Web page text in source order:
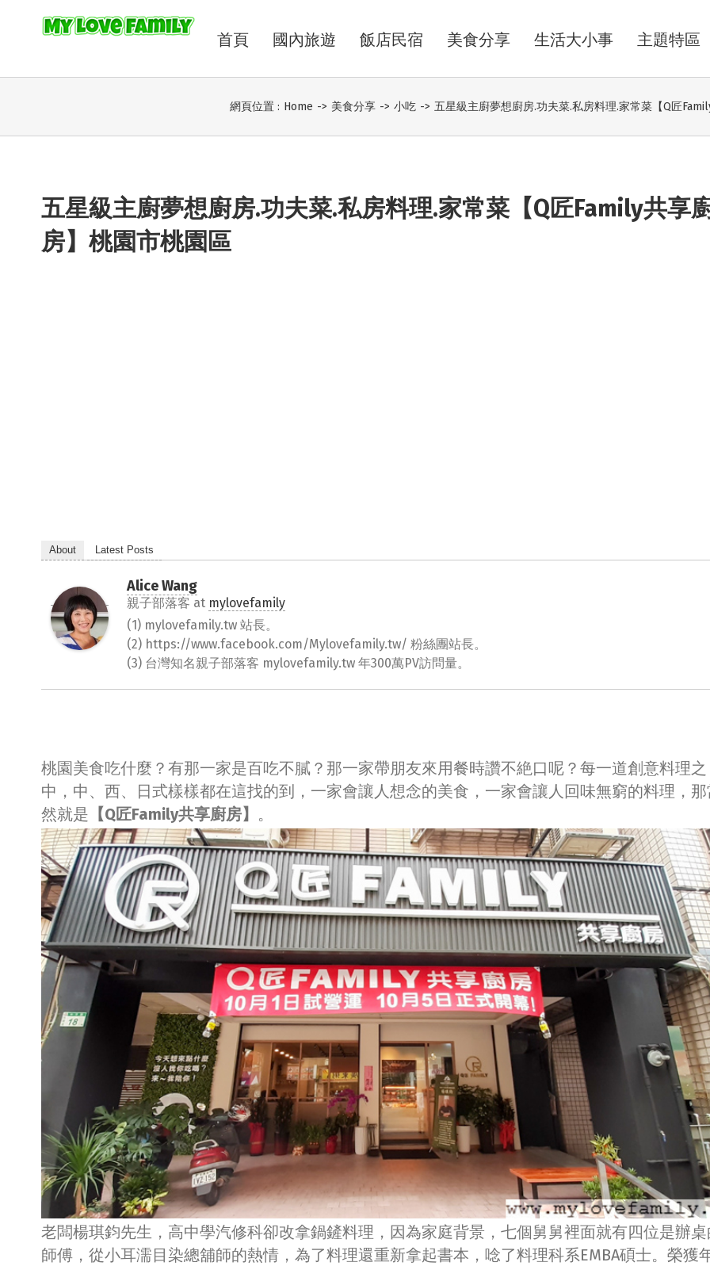
首頁 國內旅遊 飯店民宿 美食分享 生活大小事 主題特區
網頁位置 : Home -> 美食分享 -> 小吃 -> 五星級主廚夢想廚房.功夫菜.私房料理.家常菜【Q匠
五星級主廚夢想廚房.功夫菜.私房料理.家常菜【Q匠Family共享
房】桃園市桃園區
About Latest Posts
Alice Wang
親子部落客 at mylovefamily
(1) mylovefamily.tw 站長。
(2) https://www.facebook.com/Mylovefamily.tw/ 粉絲團站長。
(3) 台灣知名親子部落客 mylovefamily.tw 年300萬PV訪問量。
桃園美食吃什麼？有那一家是百吃不膩？那一家帶朋友來用餐時讚不絶口呢？每一道創意料理之
中，中、西、日式樣樣都在這找的到，一家會讓人想念的美食，一家會讓人回味無窮的料理，
然就是 【Q匠Family共享廚房】 。
老闆楊琪鈞先生，高中學汽修科卻改拿鍋鏟料理，因為家庭背景，七個舅舅裡面就有四位是辦
師傅，從小耳濡目染總舖師的熱情，為了料理還重新拿起書本，唸了料理科系EMBA碩士。榮獲